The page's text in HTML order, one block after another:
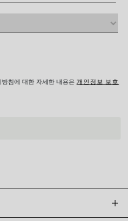
침에 대한 자세한 내용은 개인정보 보호